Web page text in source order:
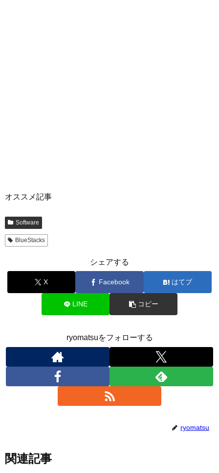
オススメ記事
Software
BlueStacks
シェアする
X Facebook はてブ
LINE コピー
ryomatsuをフォローする
ryomatsu
関連記事